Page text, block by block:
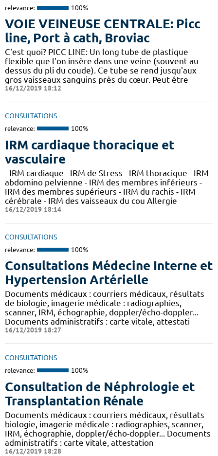
relevance: 100%
VOIE VEINEUSE CENTRALE: Picc
line, Port à cath, Broviac
C'est quoi? PICC LINE: Un long tube de plastique
flexible que l'on insère dans une veine (souvent au
dessus du pli du coude). Ce tube se rend jusqu'aux
gros vaisseaux sanguins près du cœur. Peut être
16/12/2019 18:12
CONSULTATIONS
relevance: 100%
IRM cardiaque thoracique et
vasculaire
- IRM cardiaque - IRM de Stress - IRM thoracique - IRM
abdomino pelvienne - IRM des membres inférieurs -
IRM des membres supérieurs - IRM du rachis - IRM
cérébrale - IRM des vaisseaux du cou Allergie
16/12/2019 18:14
CONSULTATIONS
relevance: 100%
Consultations Médecine Interne et
Hypertension Artérielle
Documents médicaux : courriers médicaux, résultats
de biologie, imagerie médicale : radiographies,
scanner, IRM, échographie, doppler/écho-doppler...
Documents administratifs : carte vitale, attestati
16/12/2019 18:27
CONSULTATIONS
relevance: 100%
Consultation de Néphrologie et
Transplantation Rénale
Documents médicaux : courriers médicaux, résultats
biologie, imagerie médicale : radiographies, scanner,
IRM, échographie, doppler/écho-doppler... Documents
administratifs : carte vitale, attestation
16/12/2019 18:28